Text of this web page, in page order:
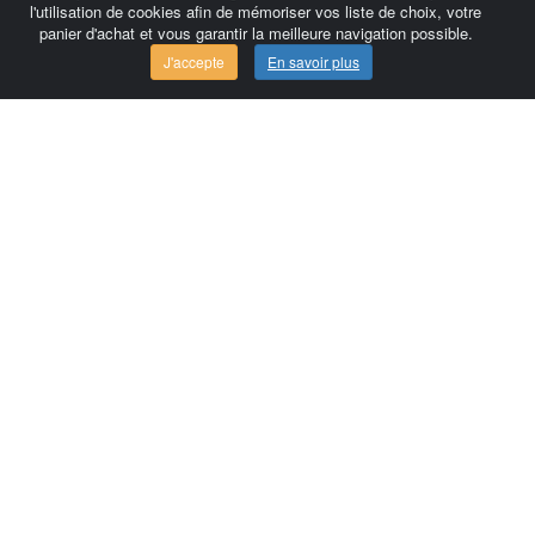
l'utilisation de cookies afin de mémoriser vos liste de choix, votre
panier d'achat et vous garantir la meilleure navigation possible.
J'accepte En savoir plus